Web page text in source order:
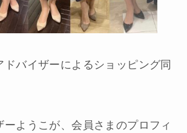
ドバイザーによるショッピング同
ーようこが、会員さまのプロフィ